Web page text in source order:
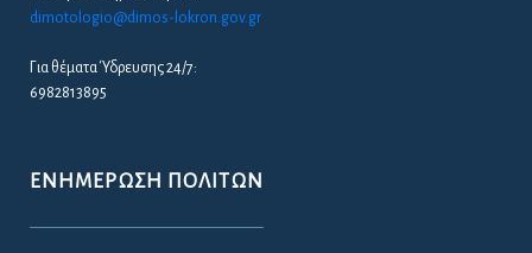
dimotologio@dimos-lokron.gov.gr
Για θέματα Ύδρευσης 24/7:
6982813895
ΕΝΗΜΈΡΩΣΗ ΠΟΛΙΤΏΝ